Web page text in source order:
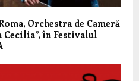
Orchestra de Cameră
Cecilia”, în Festivalul